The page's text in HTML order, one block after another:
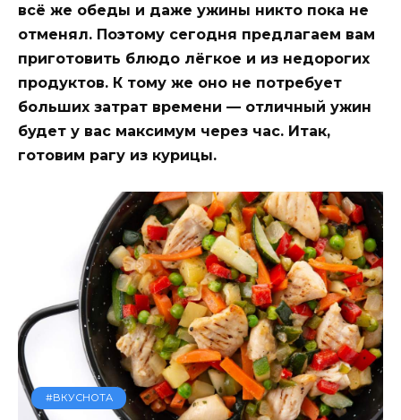
всё же обеды и даже ужины никто пока не
отменял. Поэтому сегодня предлагаем вам
приготовить блюдо лёгкое и из недорогих
продуктов. К тому же оно не потребует
больших затрат времени — отличный ужин
будет у вас максимум через час. Итак,
готовим рагу из курицы.
#ВКУСНОТА